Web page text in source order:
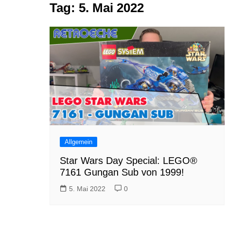
Tutorials
NerdStuff
Speedbuild
GAMEzeit
Muss das Sein
Retroecke
Building Bricks For
Tag: 5. Mai 2022
Allgemein
Star Wars Day Special: LEGO®
7161 Gungan Sub von 1999!
5. Mai 2022 0